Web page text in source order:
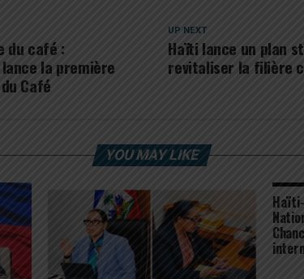
UP NEXT
Haïti lance un plan
revitaliser la filière
du café :
lance la première
Café
YOU MAY LIKE